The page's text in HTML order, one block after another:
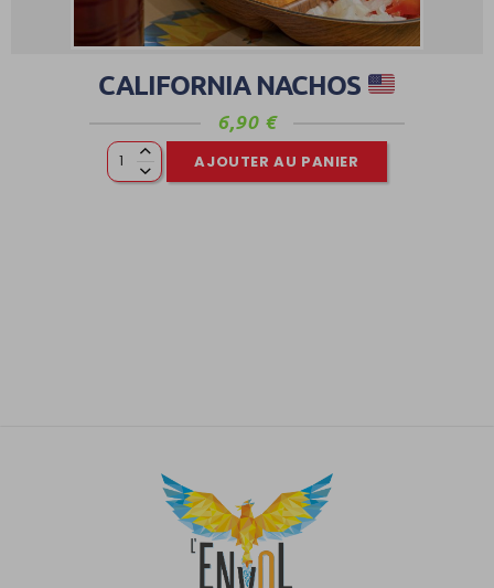
CALIFORNIA NACHOS
6,90 €
AJOUTER AU PANIER